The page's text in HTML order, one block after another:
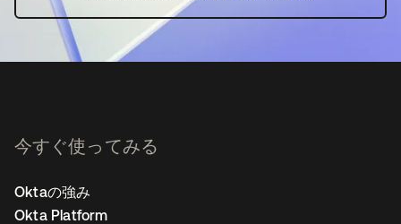
今すぐ使ってみる
Oktaの強み
Okta Platform